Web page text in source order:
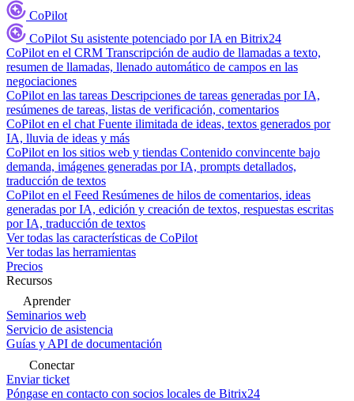
CoPilot
CoPilot Su asistente potenciado por IA en Bitrix24
CoPilot en el CRM Transcripción de audio de llamadas a texto,
resumen de llamadas, llenado automático de campos en las
negociaciones
CoPilot en las tareas Descripciones de tareas generadas por IA,
resúmenes de tareas, listas de verificación, comentarios
CoPilot en el chat Fuente ilimitada de ideas, textos generados por
IA, lluvia de ideas y más
CoPilot en los sitios web y tiendas Contenido convincente bajo
demanda, imágenes generadas por IA, prompts detallados,
traducción de textos
CoPilot en el Feed Resúmenes de hilos de comentarios, ideas
generadas por IA, edición y creación de textos, respuestas escritas
por IA, traducción de textos
Ver todas las características de CoPilot
Ver todas las herramientas
Precios
Recursos
Aprender
Seminarios web
Servicio de asistencia
Guías y API de documentación
Conectar
Enviar ticket
Póngase en contacto con socios locales de Bitrix24